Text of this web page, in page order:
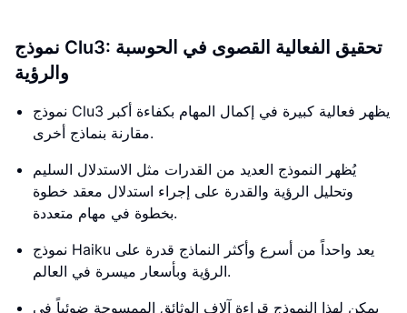
نموذج Clu3: تحقيق الفعالية القصوى في الحوسبة
والرؤية
نموذج Clu3 يظهر فعالية كبيرة في إكمال المهام بكفاءة أكبر
مقارنة بنماذج أخرى.
يُظهر النموذج العديد من القدرات مثل الاستدلال السليم
وتحليل الرؤية والقدرة على إجراء استدلال معقد خطوة
بخطوة في مهام متعددة.
نموذج Haiku يعد واحداً من أسرع وأكثر النماذج قدرة على
الرؤية وبأسعار ميسرة في العالم.
يمكن لهذا النموذج قراءة آلاف الوثائق الممسوحة ضوئياً في